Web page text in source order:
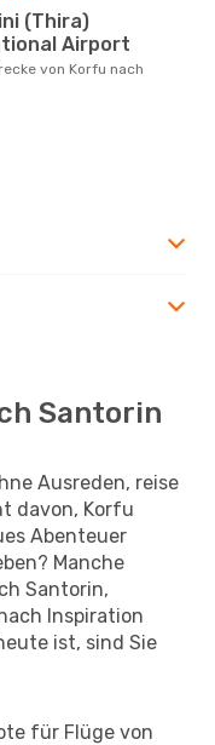
Airport
Santorin
Ausreden, reise
davon, Korfu
Abenteuer
Manche
Santorin,
Inspiration
ist, sind Sie
für Flüge von